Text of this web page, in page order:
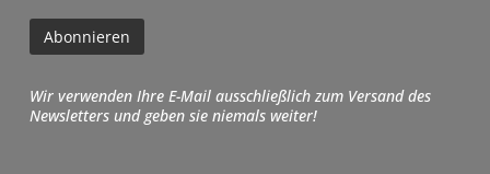
Wir verwenden Ihre E-Mail ausschließlich zum Versand des
Newsletters und geben sie niemals weiter!